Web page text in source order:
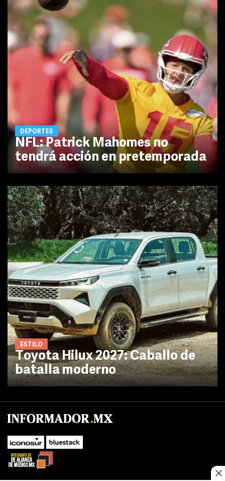
DEPORTES
NFL: Patrick Mahomes no
tendrá acción en pretemporada
ESTILO
Toyota Hilux 2027: Caballo de
batalla moderno